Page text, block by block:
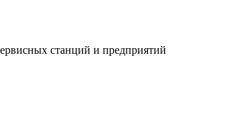
станций и предприятий